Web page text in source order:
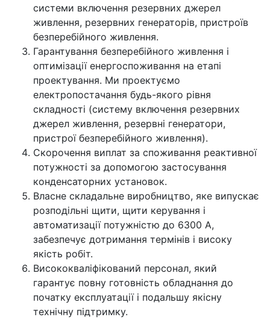
системи включення резервних джерел
живлення, резервних генераторів, пристроїв
безперебійного живлення.
Гарантування безперебійного живлення і
оптимізації енергоспоживання на етапі
проектування. Ми проектуємо
електропостачання будь-якого рівня
складності (систему включення резервних
джерел живлення, резервні генератори,
пристрої безперебійного живлення).
Скорочення виплат за споживання реактивної
потужності за допомогою застосування
конденсаторних установок.
Власне складальне виробництво, яке випускає
розподільні щити, щити керування і
автоматизації потужністю до 6300 А,
забезпечує дотримання термінів і високу
якість робіт.
Висококваліфікований персонал, який
гарантує повну готовність обладнання до
початку експлуатації і подальшу якісну
технічну підтримку.